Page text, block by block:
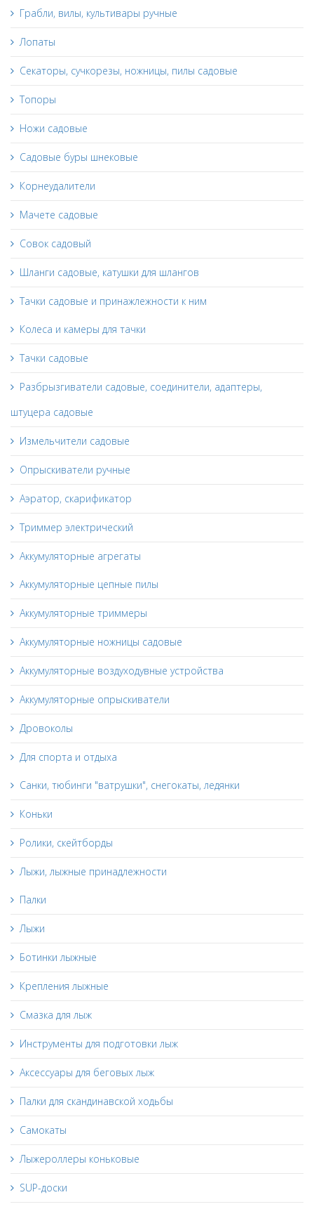
Грабли, вилы, культивары ручные
Лопаты
Секаторы, сучкорезы, ножницы, пилы садовые
Топоры
Ножи садовые
Садовые буры шнековые
Корнеудалители
Мачете садовые
Совок садовый
Шланги садовые, катушки для шлангов
Тачки садовые и принажлежности к ним
Колеса и камеры для тачки
Тачки садовые
Разбрызгиватели садовые, соединители, адаптеры,
штуцера садовые
Измельчители садовые
Опрыскиватели ручные
Аэратор, скарификатор
Триммер электрический
Аккумуляторные агрегаты
Аккумуляторные цепные пилы
Аккумуляторные триммеры
Аккумуляторные ножницы садовые
Аккумуляторные воздуходувные устройства
Аккумуляторные опрыскиватели
Дровоколы
Для спорта и отдыха
Санки, тюбинги "ватрушки", снегокаты, ледянки
Коньки
Ролики, скейтборды
Лыжи, лыжные принадлежности
Палки
Лыжи
Ботинки лыжные
Крепления лыжные
Смазка для лыж
Инструменты для подготовки лыж
Аксессуары для беговых лыж
Палки для скандинавской ходьбы
Самокаты
Лыжероллеры коньковые
SUP-доски